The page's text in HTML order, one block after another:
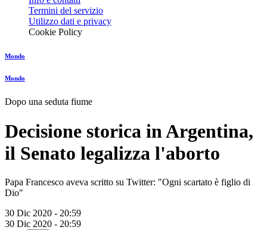
Termini del servizio
Utilizzo dati e privacy
Cookie Policy
Mondo
Mondo
Dopo una seduta fiume
Decisione storica in Argentina,
il Senato legalizza l'aborto
Papa Francesco aveva scritto su Twitter: "Ogni scartato è figlio di
Dio"
30 Dic 2020 - 20:59
30 Dic 2020 - 20:59